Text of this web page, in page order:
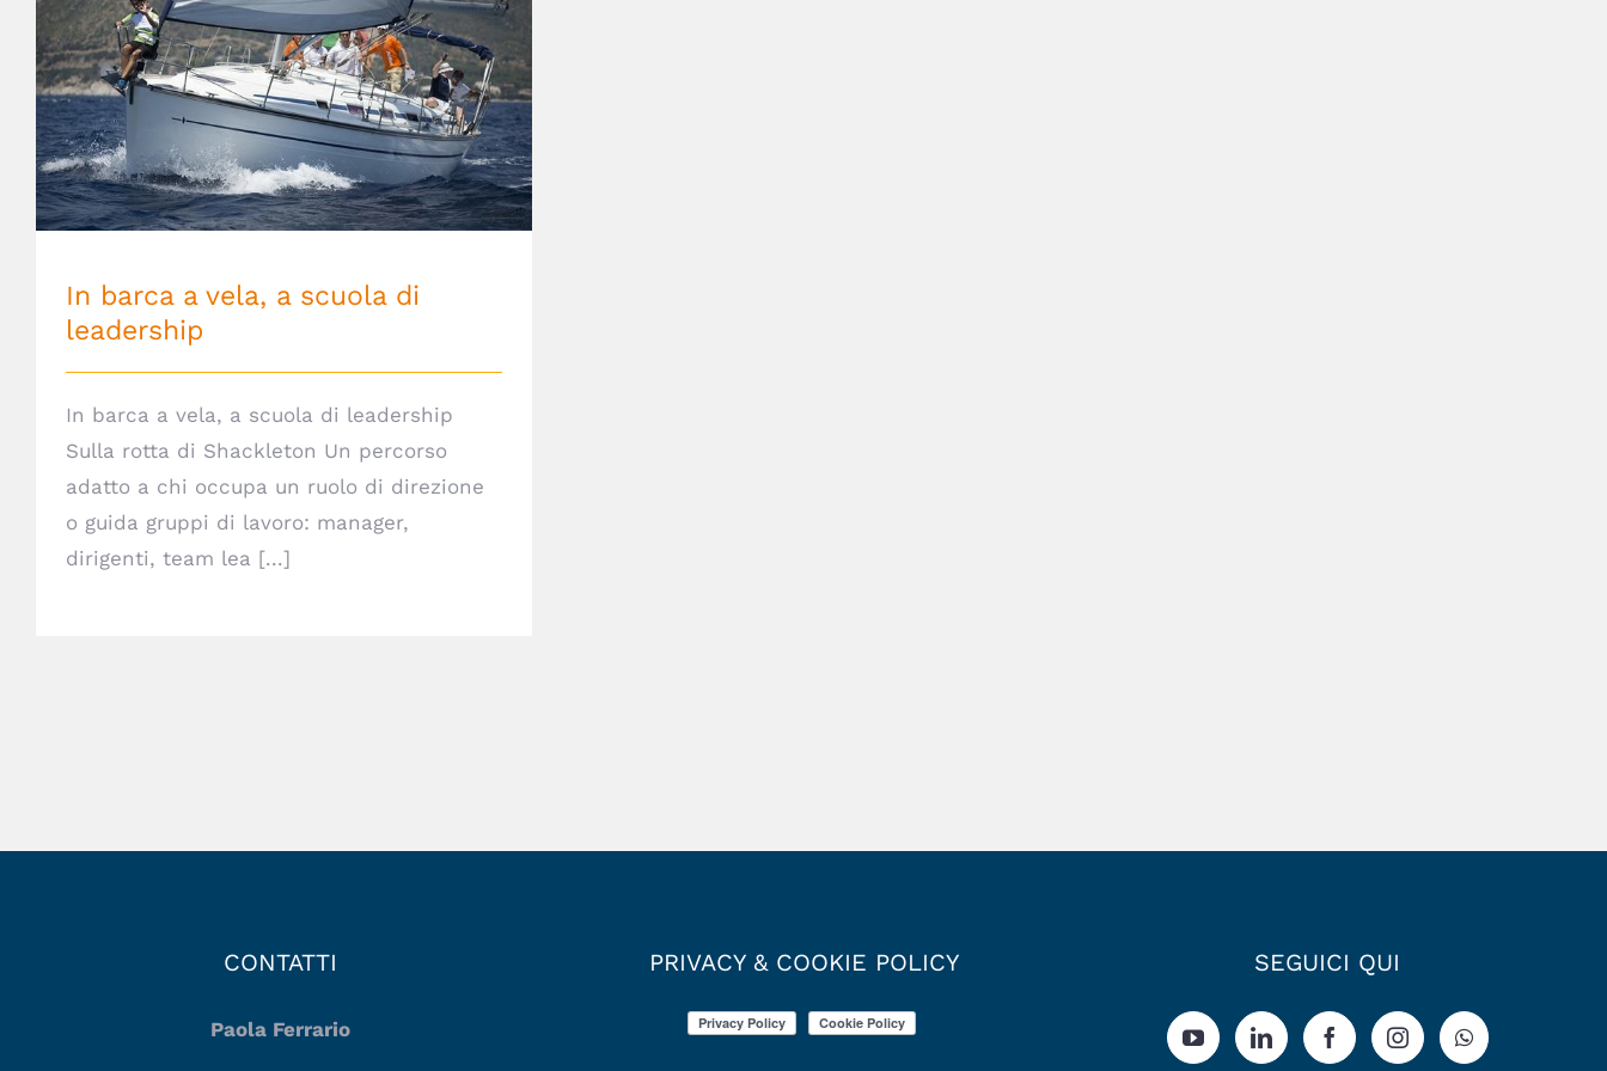
In barca a vela, a scuola di leadership
In barca a vela, a scuola di
leadership
In barca a vela, a scuola di leadership
Sulla rotta di Shackleton Un percorso
adatto a chi occupa un ruolo di direzione
o guida gruppi di lavoro: manager,
dirigenti, team lea [...]
CONTATTI
Paola Ferrario
PRIVACY & COOKIE POLICY SEGUICI QUI